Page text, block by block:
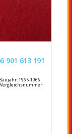
1965-1966